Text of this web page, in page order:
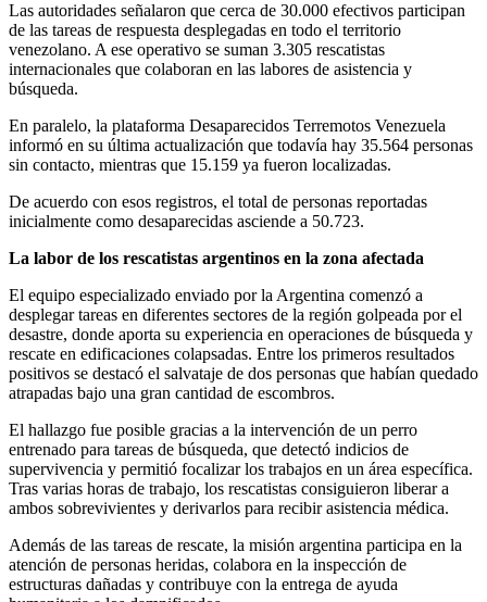
Las autoridades señalaron que cerca de 30.000 efectivos participan
de las tareas de respuesta desplegadas en todo el territorio
venezolano. A ese operativo se suman 3.305 rescatistas
internacionales que colaboran en las labores de asistencia y
búsqueda.
En paralelo, la plataforma Desaparecidos Terremotos Venezuela
informó en su última actualización que todavía hay 35.564 personas
sin contacto, mientras que 15.159 ya fueron localizadas.
De acuerdo con esos registros, el total de personas reportadas
inicialmente como desaparecidas asciende a 50.723.
La labor de los rescatistas argentinos en la zona afectada
El equipo especializado enviado por la Argentina comenzó a
desplegar tareas en diferentes sectores de la región golpeada por el
desastre, donde aporta su experiencia en operaciones de búsqueda y
rescate en edificaciones colapsadas. Entre los primeros resultados
positivos se destacó el salvataje de dos personas que habían quedado
atrapadas bajo una gran cantidad de escombros.
El hallazgo fue posible gracias a la intervención de un perro
entrenado para tareas de búsqueda, que detectó indicios de
supervivencia y permitió focalizar los trabajos en un área específica.
Tras varias horas de trabajo, los rescatistas consiguieron liberar a
ambos sobrevivientes y derivarlos para recibir asistencia médica.
Además de las tareas de rescate, la misión argentina participa en la
atención de personas heridas, colabora en la inspección de
estructuras dañadas y contribuye con la entrega de ayuda